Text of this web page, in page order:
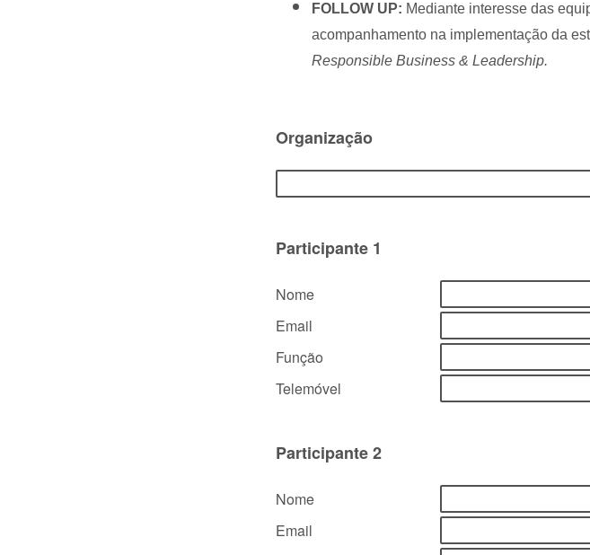
FOLLOW UP: Mediante interesse das
acompanhamento na implementação da
Responsible Business & Leadership.
Organização
Participante 1
Nome
Email
Função
Telemóvel
Participante 2
Nome
Email